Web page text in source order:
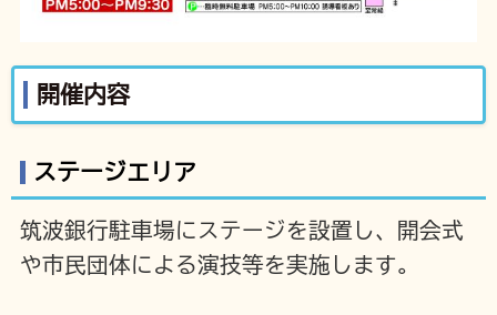
開催内容
ステージエリア
筑波銀行駐車場にステージを設置し、開会式
や市民団体による演技等を実施します。